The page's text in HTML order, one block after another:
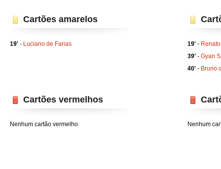
Cartões amarelos
19' - Luciano de Farias 19' -
39' - Gyan
40' - Bruno
Cartões vermelhos
Nenhum cartão vermelho Nenhum